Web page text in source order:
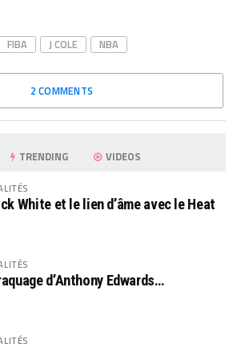
FIBA J COLE NBA
2 COMMENTS
TRENDING VIDEOS
White et le lien d’âme avec le Heat
d’Anthony Edwards…